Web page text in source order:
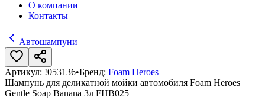
О компании
Контакты
Автошампуни
Артикул: !053136•Бренд: Foam Heroes
Шампунь для деликатной мойки автомобиля Foam Heroes
Gentle Soap Banana 3л FHB025